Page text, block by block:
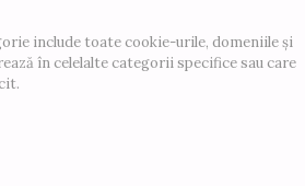
include toate cookie-urile, domeniile și
în celelalte categorii specifice sau care